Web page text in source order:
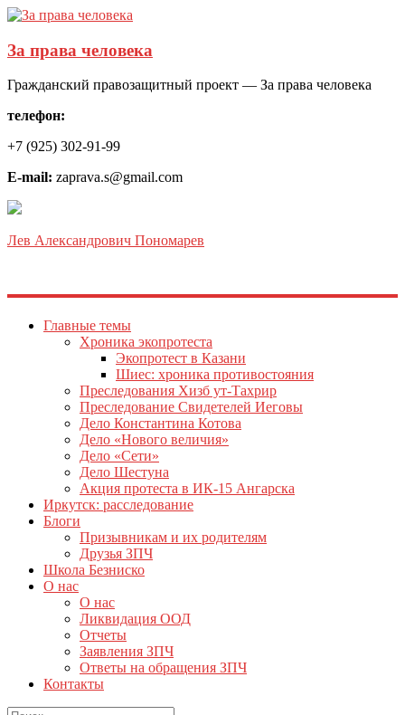
За права человека
Гражданский правозащитный проект — За права человека
телефон:
+7 (925) 302-91-99
E-mail: zaprava.s@gmail.com
Лев Александрович Пономарев
Главные темы
Хроника экопротеста
Экопротест в Казани
Шиес: хроника противостояния
Преследования Хизб ут-Тахрир
Преследование Свидетелей Иеговы
Дело Константина Котова
Дело «Нового величия»
Дело «Сети»
Дело Шестуна
Акция протеста в ИК-15 Ангарска
Иркутск: расследование
Блоги
Призывникам и их родителям
Друзья ЗПЧ
Школа Безниско
О нас
О нас
Ликвидация ООД
Отчеты
Заявления ЗПЧ
Ответы на обращения ЗПЧ
Контакты